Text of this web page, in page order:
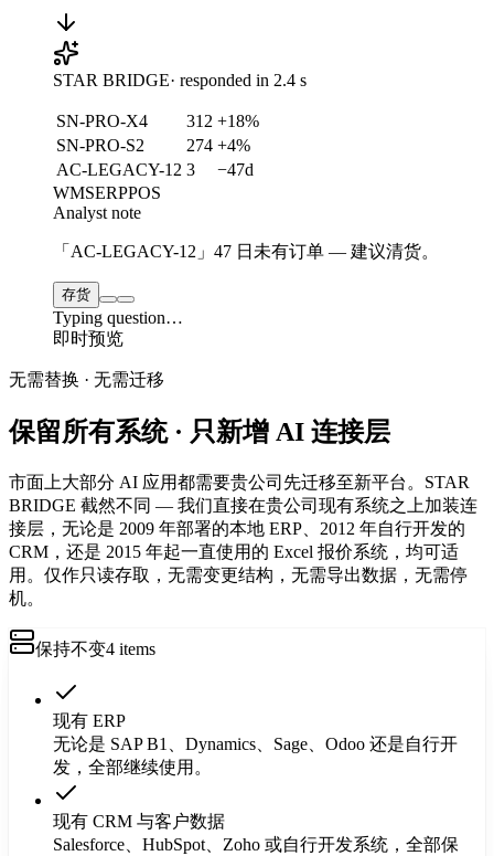
STAR BRIDGE· responded in 2.4 s
SN-PRO-X4 312 +18%
SN-PRO-S2
274 +4%
AC-LEGACY-12 3
−47d
WMSERPPOS
Analyst note
「AC-LEGACY-12」47 日未有订单 — 建议清货。
存货
Typing question…
即时预览
无需替换 · 无需迁移
保留所有系统 · 只新增 AI 连接层
市面上大部分 AI 应用都需要贵公司先迁移至新平台。STAR
BRIDGE 截然不同 — 我们直接在贵公司现有系统之上加装连
接层，无论是 2009 年部署的本地 ERP、2012 年自行开发的
CRM，还是 2015 年起一直使用的 Excel 报价系统，均可适
用。仅作只读存取，无需变更结构，无需导出数据，无需停
机。
保持不变4 items
现有 ERP
无论是 SAP B1、Dynamics、Sage、Odoo 还是自行开
发，全部继续使用。
现有 CRM 与客户数据
Salesforce、HubSpot、Zoho 或自行开发系统，全部保